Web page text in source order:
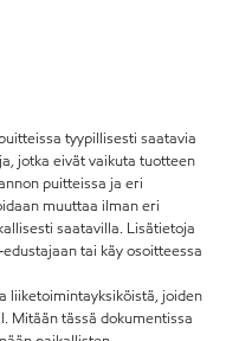
tyypillisesti saatavia
jotka eivät vaikuta tuotteen
puitteissa ja eri
muuttaa ilman eri
saatavilla. Lisätietoja
tai käy osoitteessa
liiketoimintayksiköistä, joiden
Mitään tässä dokumentissa